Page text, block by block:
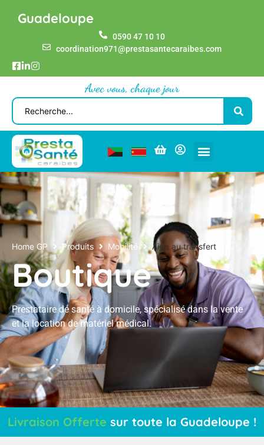
Guadeloupe
0590 47 10 10
coordination971@prestasantecaraibes.com
Avec vous, chaque jour
Home GP Produits Mobilité Aide au transfert
Boutique
Prestataire de santé à domicile, spécialisé dans la vente
et la location de matériel médical.
L ivraison Offerte sur toute la Guadeloupe !